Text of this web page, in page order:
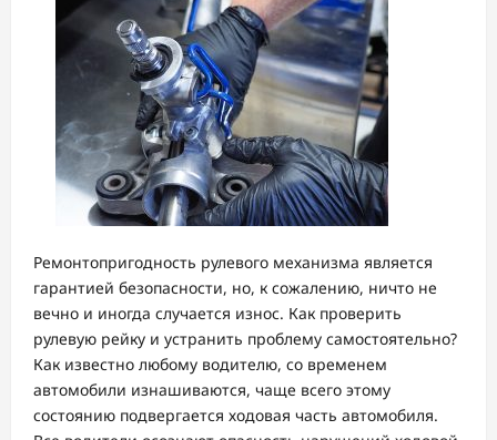
Ремонтопригодность рулевого механизма является
гарантией безопасности, но, к сожалению, ничто не
вечно и иногда случается износ. Как проверить
рулевую рейку и устранить проблему самостоятельно?
Как известно любому водителю, со временем
автомобили изнашиваются, чаще всего этому
состоянию подвергается ходовая часть автомобиля.